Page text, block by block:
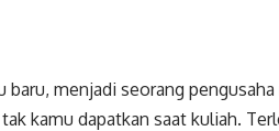
baru, menjadi seorang
kamu dapatkan saat kuliah.